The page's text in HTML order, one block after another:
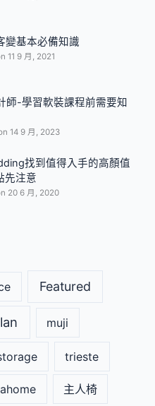
變基本必備知識
11 9 月, 2021
師-學習軟裝課程前需要知
14 9 月, 2023
找到值得入手的高顏值
先注意
20 6 月, 2020
Featured
muji
trieste
主人椅